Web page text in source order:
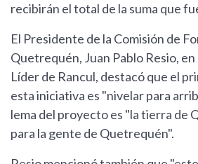
recibirán el total de la suma que
El Presidente de la Comisión de
Quetrequén, Juan Pablo Resio,
Líder de Rancul, destacó que el
esta iniciativa es "nivelar para
lema del proyecto es "la tierra de
para la gente de Quetrequén".